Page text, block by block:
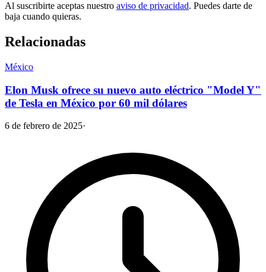
Al suscribirte aceptas nuestro aviso de privacidad. Puedes darte de
baja cuando quieras.
Relacionadas
México
Elon Musk ofrece su nuevo auto eléctrico "Model Y"
de Tesla en México por 60 mil dólares
6 de febrero de 2025·